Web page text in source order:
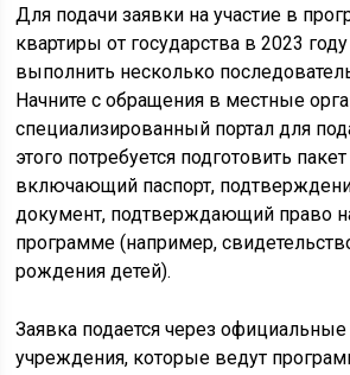
Для подачи заявки на участие в
квартиры от государства в 2023
выполнить несколько
Начните с обращения в местные
специализированный портал для
этого потребуется подготовить
включающий паспорт,
документ, подтверждающий право
программе (например,
рождения детей).
Заявка подается через
учреждения, которые ведут